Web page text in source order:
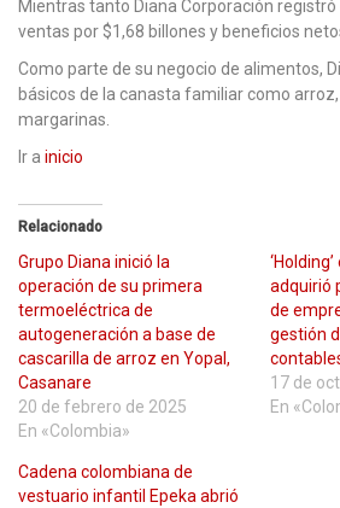
Mientras tanto Diana Corporación
ventas por $1,68 billones y beneficios
Como parte de su negocio de alimentos,
básicos de la canasta familiar como
margarinas.
Ir a inicio
Relacionado
Grupo Diana inició la
operación de su primera
termoeléctrica de
autogeneración a base de
cascarilla de arroz en Yopal,
Casanare
20 de febrero de 2025
En «Colombia»
adquirió
de
gestión
17 de
En
Cadena colombiana de
vestuario infantil Epeka abrió